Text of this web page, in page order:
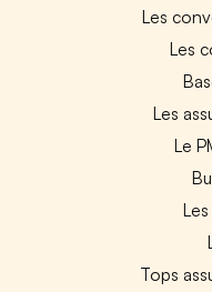
Les
Les
Les
Le
Tops